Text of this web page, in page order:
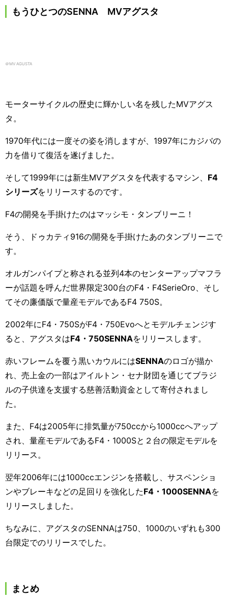
もうひとつのSENNA MVアグスタ
＠MV AGUSTA
モーターサイクルの歴史に輝かしい名を残したMVアグス
タ。
1970年代には一度その姿を消しますが、 1997年にカジバの
力を借りて復活を遂げました。
そして1999年には新生MVアグスタを代表するマシン、 F4
シリーズをリリースするのです。
F4の開発を手掛けたのはマッシモ・タンブリーニ！
そう、ドゥカティ 916の開発を手掛けたあのタンブリーニで
す。
オルガンパイプと称される並列4本のセンターアップマフラ
ーが話題を呼んだ世界限定300台のF4・ F4SerieOro、そし
てその廉価版で量産モデルであるF4 750S。
2002年にF4・750SがF4・750Evoへとモデルチェンジす
ると、アグスタはF4 ・ 750SENNAをリリースします。
赤いフレームを覆う黒いカウルにはSENNAのロゴが描か
れ、売上金の一部はアイルトン・セナ財団を通じてブラジ
ルの子供達を支援する慈善活動資金として寄付されまし
た。
また、F4は2005年に排気量が750ccから1000ccへアップ
され、量産モデルであるF4 ・ 1000Sと２台の限定モデルを
リリース。
翌年2006年には1000ccエンジンを搭載し、サスペンショ
ンやブレーキなどの足回りを強化したF4 ・ 1000SENNAを
リリースしました。
ちなみに、アグスタのSENNAは750、 1000のいずれも300
台限定でのリリースでした。
まとめ